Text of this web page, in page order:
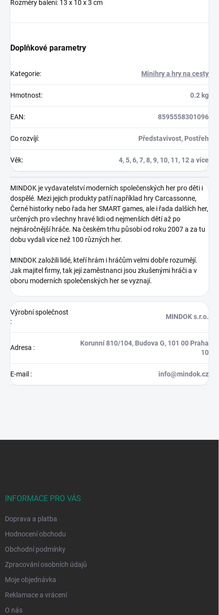
Rozměry balení: 13 x 10 x 3 cm
Doplňkové parametry
Kategorie: Minihry a hry na cesty
Hmotnost: 0.2 kg
EAN: 8595558301096
Co rozvíjí: Představivost, Postřeh
Věk: 4, 5, 6, 7, 8, 9, 10, 11, 12 a více
MINDOK je vydavatelství moderních společenských her pro děti i
dospělé. Mezi jejich produkty patří například hry Carcassonne,
Černé historky nebo řada her SMART games, ale i řada dalších her,
určených pro všechny hravé lidi od nejmenších dětí až po
nejnáročnější hráče. Na českém trhu působí od roku 2007 a za tu
dobu vydali více než 100 různých her.
MINDOK založili lidé, kteří hrám i hráčům velmi dobře rozumějí.
Jak majitel firmy, tak její zaměstnanci jsou zkušenými hráči a v
oboru moderních společenských her se vyznají.
Výrobní společnost
:
MINDOK s.r.o.
Adresa :
Korunní 810/104, Budova G, 101 00 Praha
10
E-mail : info@mindok.cz
INFORMACE PRO VÁS
Doprava a platba
Hodnocení obchodu
Obchodní podmínky
Zpracování osobních údajů
Moje objednávka
Reklamace a vrácení
O nás